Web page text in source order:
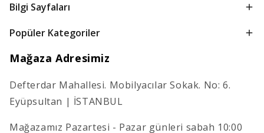
Bilgi Sayfaları
Popüler Kategoriler
Mağaza Adresimiz
Defterdar Mahallesi. Mobilyacılar Sokak. No: 6.
Eyüpsultan | İSTANBUL
Mağazamız Pazartesi - Pazar günleri sabah 10:00